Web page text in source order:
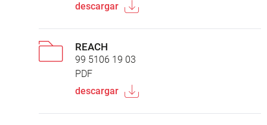
descargar
REACH
99 5106 19 03
PDF
descargar